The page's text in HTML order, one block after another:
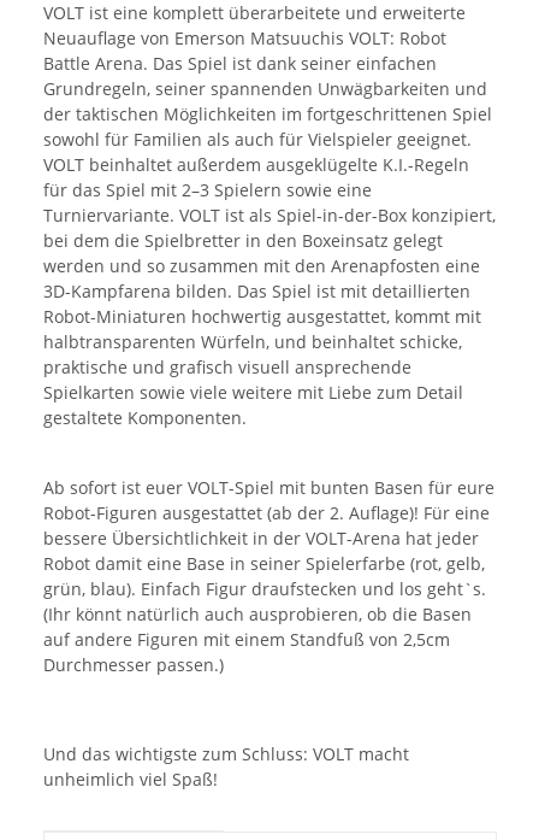
VOLT ist eine komplett überarbeitete und erweiterte
Neuauflage von Emerson Matsuuchis VOLT: Robot
Battle Arena. Das Spiel ist dank seiner einfachen
Grundregeln, seiner spannenden Unwägbarkeiten und
der taktischen Möglichkeiten im fortgeschrittenen Spiel
sowohl für Familien als auch für Vielspieler geeignet.
VOLT beinhaltet außerdem ausgeklügelte K.I.-Regeln
für das Spiel mit 2–3 Spielern sowie eine
Turniervariante. VOLT ist als Spiel-in-der-Box konzipiert,
bei dem die Spielbretter in den Boxeinsatz gelegt
werden und so zusammen mit den Arenapfosten eine
3D-Kampfarena bilden. Das Spiel ist mit detaillierten
Robot-Miniaturen hochwertig ausgestattet, kommt mit
halbtransparenten Würfeln, und beinhaltet schicke,
praktische und grafisch visuell ansprechende
Spielkarten sowie viele weitere mit Liebe zum Detail
gestaltete Komponenten.
Ab sofort ist euer VOLT-Spiel mit bunten Basen für eure
Robot-Figuren ausgestattet (ab der 2. Auflage)! Für eine
bessere Übersichtlichkeit in der VOLT-Arena hat jeder
Robot damit eine Base in seiner Spielerfarbe (rot, gelb,
grün, blau). Einfach Figur draufstecken und los geht`s.
(Ihr könnt natürlich auch ausprobieren, ob die Basen
auf andere Figuren mit einem Standfuß von 2,5cm
Durchmesser passen.)
Und das wichtigste zum Schluss: VOLT macht
unheimlich viel Spaß!